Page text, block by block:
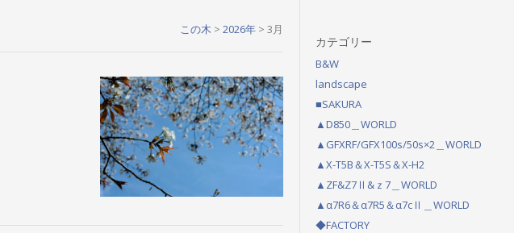
この木 > 2026年 > 3月
カテゴリー
B&W
landscape
■SAKURA
▲D850＿WORLD
▲GFXRF/GFX100s/50s×2＿WORLD
▲X-T5B＆X-T5S＆X-H2
▲ZF&Z7Ⅱ&ｚ7＿WORLD
▲α7R6＆α7R5＆α7cⅡ＿WORLD
◆FACTORY